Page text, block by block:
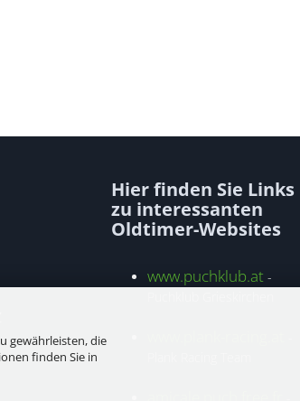
gewährleisten, die
finden Sie in
Hier finden Sie Links
zu interessanten
Oldtimer-Websites
www.puchklub.at -